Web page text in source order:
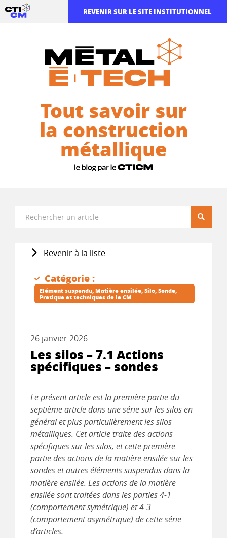
Tout savoir sur
la construction
métallique
REVENIR SUR LE SITE INSTITUTIONNEL
Revenir à la liste
Catégorie :
Elément suspendu Matière ensilée Silo Sonde
Pratique et techniques de la CM
26 janvier 2026
Les silos – 7.1 Actions
spécifiques – sondes
Le présent article est la première partie du
septième article dans une série sur les silos en
général et plus particulièrement les silos
métalliques. Cet article traite des actions
spécifiques sur les silos, et cette première
partie des actions de la matière ensilée sur les
sondes et autres éléments suspendus dans la
matière ensilée. Les actions de la matière
ensilée sont traitées dans les parties 4-1
(comportement symétrique) et 4-3
(comportement asymétrique) de cette série
d’articles.